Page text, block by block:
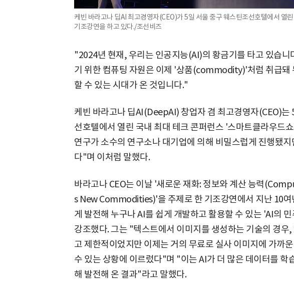
케빈 바라고나 딥AI 최고경영자(CEO)가 5일 서울 중구 웨스틴조선호텔에서 열
기조강연을 하고 있다./조선비즈
"2024년 현재, 우리는 인공지능(AI)의 황금기를 타고 있습니
기 위한 컴퓨팅 자원은 이제 '상품(commodity)'처럼 취급돼
할 수 있는 시대가 온 것입니다."
케빈 바라고나 딥AI(DeepAI) 창업자 겸 최고경영자(CEO)는
선호텔에서 열린 국내 최대 테크 콘퍼런스 '스마트클라우드
연구가 소수의 연구소나 대기업에 의해 비밀스럽게 진행됐
다"며 이처럼 말했다.
바라고나 CEO는 이날 '새로운 재화: 정보와 계산 능력
s New Commodities)'을 주제로 한 기조강연에서 지난 10여
게 발전해 누구나 AI를 쉽게 개발하고 활용할 수 있는 'AI의
강조했다. 그는 "텍스트에서 이미지를 생성하는 기술의 경우
고 제한적이었지만 이제는 거의 무료로 실사 이미지에 가까
수 있는 상황에 이르렀다"며 "이는 AI가 더 많은 데이터를 학
해 발전해 온 결과"라고 말했다.